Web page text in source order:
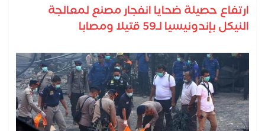
ارتفاع حصيلة ضحايا انفجار مصنع لمعالجة
النيكل بإندونيسيا لـ59 قتيلا ومصابا